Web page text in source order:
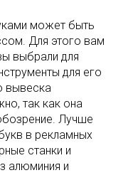
может быть
Для этого вам
выбрали для
для его
вывеска
так как она
Лучше
в рекламных
станки и
алюминия и